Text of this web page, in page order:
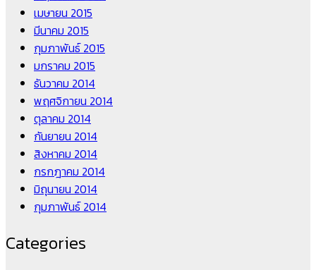
เมษายน 2015
มีนาคม 2015
กุมภาพันธ์ 2015
มกราคม 2015
ธันวาคม 2014
พฤศจิกายน 2014
ตุลาคม 2014
กันยายน 2014
สิงหาคม 2014
กรกฎาคม 2014
มิถุนายน 2014
กุมภาพันธ์ 2014
Categories